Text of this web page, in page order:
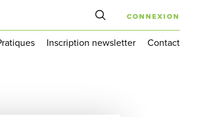
Inscription newsletter Contact
CONNEXION